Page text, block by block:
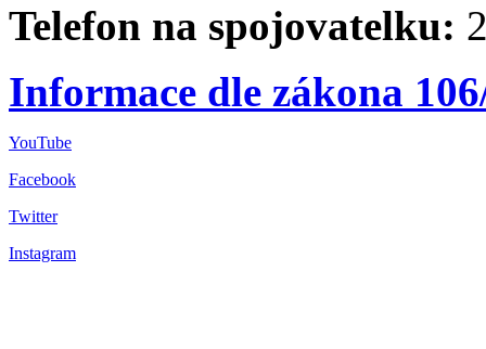
Telefon na spojovatelku:
Informace dle zákona
YouTube
Facebook
Twitter
Instagram